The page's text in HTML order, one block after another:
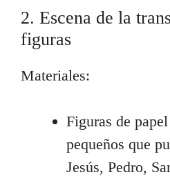
2. Escena de la
figuras
Materiales:
Figuras de
pequeños que
Jesús, Pedro,